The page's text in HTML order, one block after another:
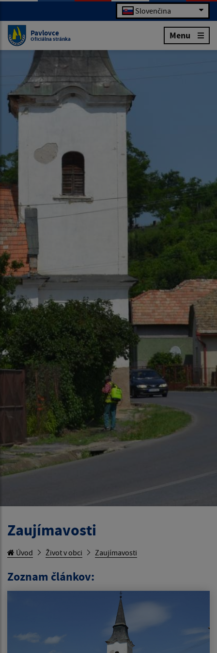
Slovenčina
Pavlovce
Oficiálna stránka Menu
Zaujímavosti
Úvod Život v obci Zaujímavosti
Zoznam článkov: